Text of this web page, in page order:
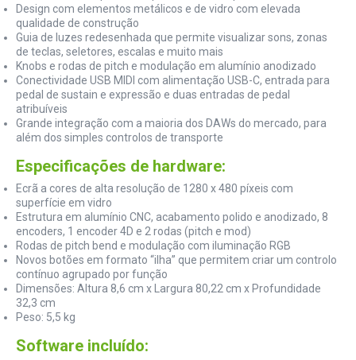
Design com elementos metálicos e de vidro com elevada
qualidade de construção
Guia de luzes redesenhada que permite visualizar sons, zonas
de teclas, seletores, escalas e muito mais
Knobs e rodas de pitch e modulação em alumínio anodizado
Conectividade USB MIDI com alimentação USB-C, entrada para
pedal de sustain e expressão e duas entradas de pedal
atribuíveis
Grande integração com a maioria dos DAWs do mercado, para
além dos simples controlos de transporte
Especificações de hardware:
Ecrã a cores de alta resolução de 1280 x 480 píxeis com
superfície em vidro
Estrutura em alumínio CNC, acabamento polido e anodizado, 8
encoders, 1 encoder 4D e 2 rodas (pitch e mod)
Rodas de pitch bend e modulação com iluminação RGB
Novos botões em formato “ilha” que permitem criar um controlo
contínuo agrupado por função
Dimensões: Altura 8,6 cm x Largura 80,22 cm x Profundidade
32,3 cm
Peso: 5,5 kg
Software incluído: